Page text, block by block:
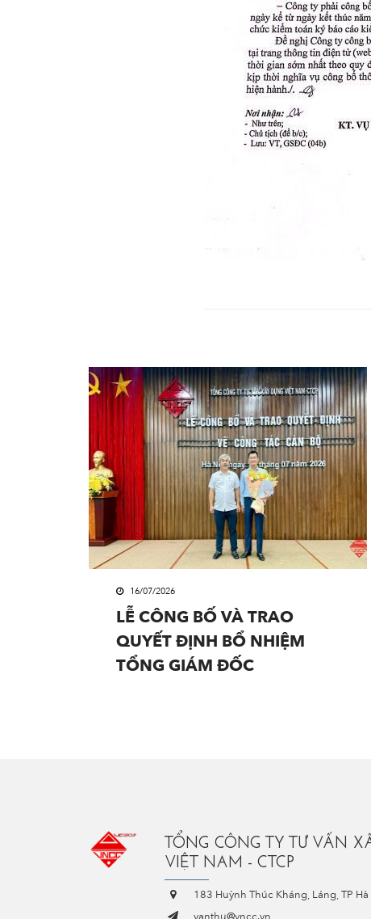
16/07/2026
LỄ CÔNG BỐ VÀ TRAO
QUYẾT ĐỊNH BỔ NHIỆM
TỔNG GIÁM ĐỐC
TỔNG CÔNG TY TƯ VẤN
VIỆT NAM - CTCP
183 Huỳnh Thúc Kháng, Láng, TP